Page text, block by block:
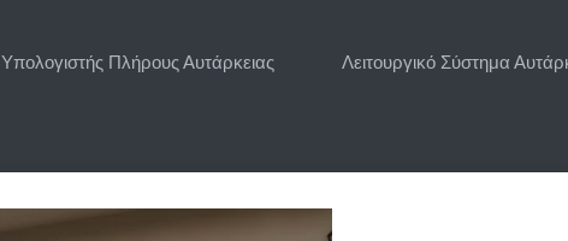
Υπολογιστής Πλήρους Αυτάρκειας Λειτουργικό Σύστημα